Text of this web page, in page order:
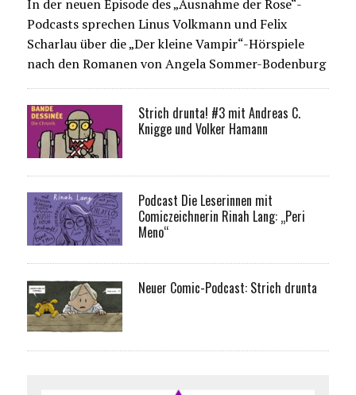
In der neuen Episode des „Ausnahme der Rose“-
Podcasts sprechen Linus Volkmann und Felix
Scharlau über die „Der kleine Vampir“-Hörspiele
nach den Romanen von Angela Sommer-Bodenburg
Strich drunta! #3 mit Andreas C.
Knigge und Volker Hamann
Podcast Die Leserinnen mit
Comiczeichnerin Rinah Lang: „Peri
Meno“
Neuer Comic-Podcast: Strich drunta